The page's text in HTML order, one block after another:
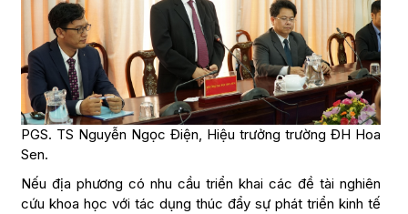
PGS. TS Nguyễn Ngọc Điện, Hiệu trưởng trường ĐH Hoa
Sen.
Nếu địa phương có nhu cầu triển khai các đề tài nghiên
cứu khoa học với tác dụng thúc đẩy sự phát triển kinh tế